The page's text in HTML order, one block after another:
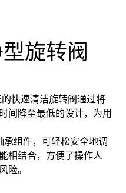
旋转阀
快速清洁旋转阀通过将
间降至最低的设计，为用
组件，可轻松安全地调
相结合，方便了操作人
险。